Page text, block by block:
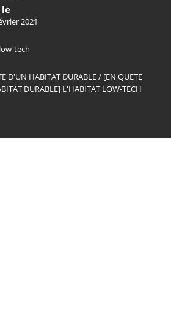
le
2021
tech
D'UN HABITAT DURABLE/ [EN QUETE
DURABLE] L'HABITAT LOW-TECH